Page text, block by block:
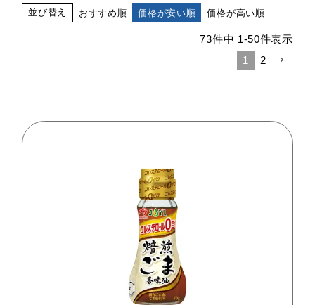
並び替え おすすめ順 価格が安い順 価格が高い順
73件中 1-50件表示
1
2